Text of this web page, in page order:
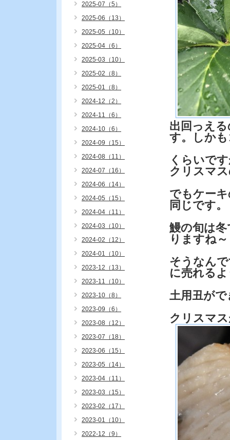
出回っえ
す。しか
くらいで
クリスマ
でもケー
同じです。
鰻の旬は
りますね～
そうなん
に売れる
土用丑が
クリスマ
2025-07（5）
2025-06（13）
2025-05（10）
2025-04（6）
2025-03（10）
2025-02（8）
2025-01（8）
2024-12（2）
2024-11（6）
2024-10（6）
2024-09（15）
2024-08（11）
2024-07（16）
2024-06（14）
2024-05（15）
2024-04（11）
2024-03（10）
2024-02（12）
2024-01（10）
2023-12（13）
2023-11（10）
2023-10（8）
2023-09（6）
2023-08（12）
2023-07（18）
2023-06（15）
2023-05（14）
2023-04（11）
2023-03（15）
2023-02（17）
2023-01（10）
2022-12（9）